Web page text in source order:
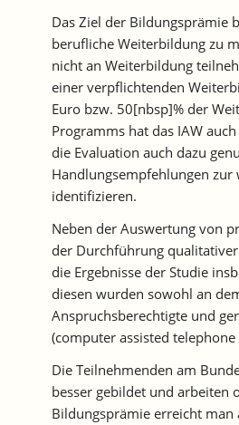
Das Ziel der Bildungsprämie
berufliche Weiterbildung zu
nicht an Weiterbildung
einer verpflichtenden
Euro bzw. 50[nbsp]% der
Programms hat das IAW
die Evaluation auch dazu
Handlungsempfehlungen zur
identifizieren.
Neben der Auswertung von
der Durchführung
die Ergebnisse der Studie
diesen wurden sowohl an
Anspruchsberechtigte und
(computer assisted
Die Teilnehmenden am
besser gebildet und arbeiten
Bildungsprämie erreicht man